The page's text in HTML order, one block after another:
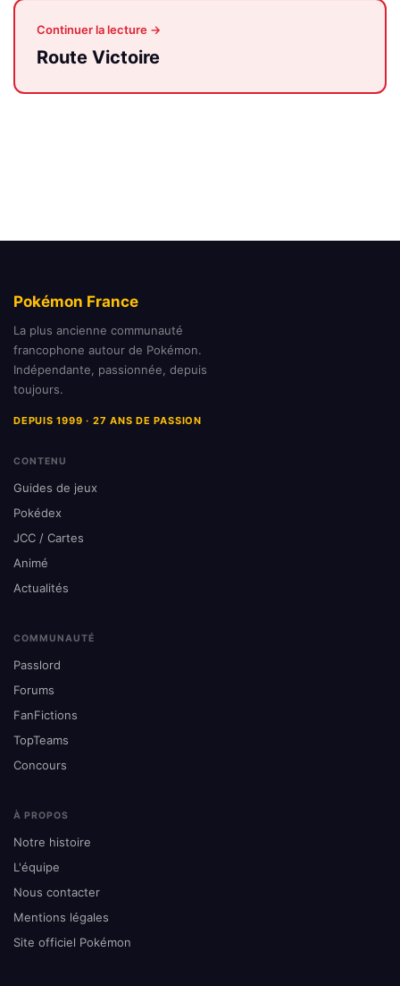
Continuer la lecture →
Route Victoire
Pokémon France
La plus ancienne communauté
francophone autour de Pokémon.
Indépendante, passionnée, depuis
toujours.
DEPUIS 1999 · 27 ANS DE PASSION
CONTENU
Guides de jeux
Pokédex
JCC / Cartes
Animé
Actualités
COMMUNAUTÉ
Passlord
Forums
FanFictions
TopTeams
Concours
À PROPOS
Notre histoire
L'équipe
Nous contacter
Mentions légales
Site officiel Pokémon